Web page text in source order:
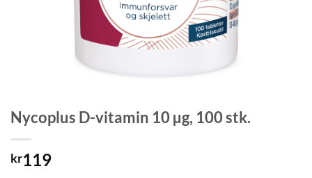
Nycoplus D-vitamin 10 µg, 100 stk.
kr119